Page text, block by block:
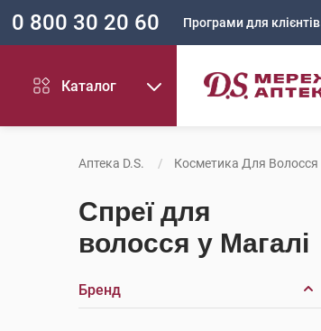
0 800 30 20 60 Програми для клієнтів
Каталог
Аптека D.S. Косметика Для Волосся
Спреї для
волосся у Магалі
Бренд